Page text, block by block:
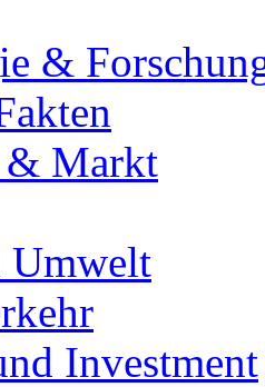
&
& Markt
Umwelt
Investment